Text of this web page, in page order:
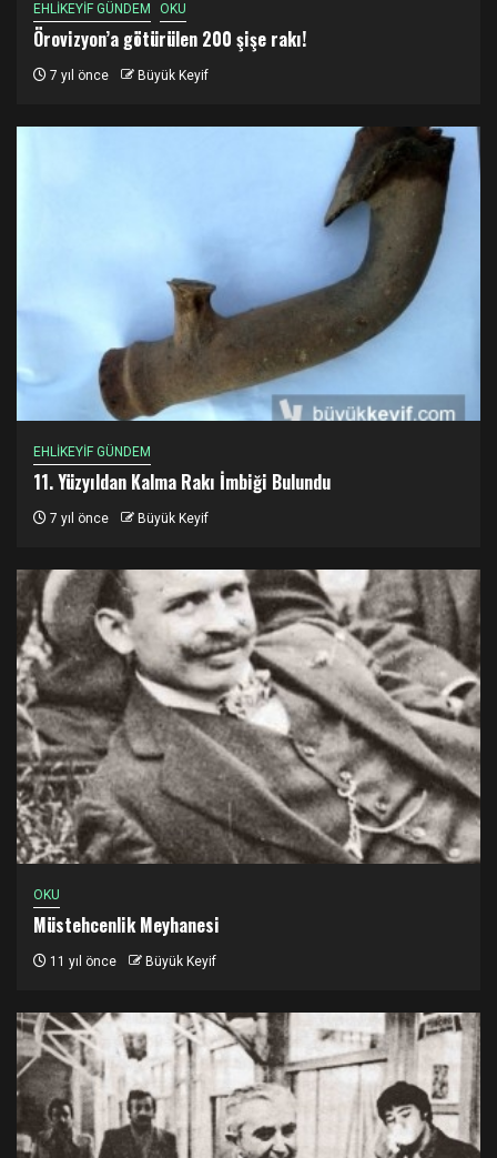
EHLİKEYİF GÜNDEM OKU
Örovizyon’a götürülen 200 şişe rakı!
7 yıl önce Büyük Keyif
EHLİKEYİF GÜNDEM
11. Yüzyıldan Kalma Rakı İmbiği Bulundu
7 yıl önce Büyük Keyif
OKU
Müstehcenlik Meyhanesi
11 yıl önce Büyük Keyif